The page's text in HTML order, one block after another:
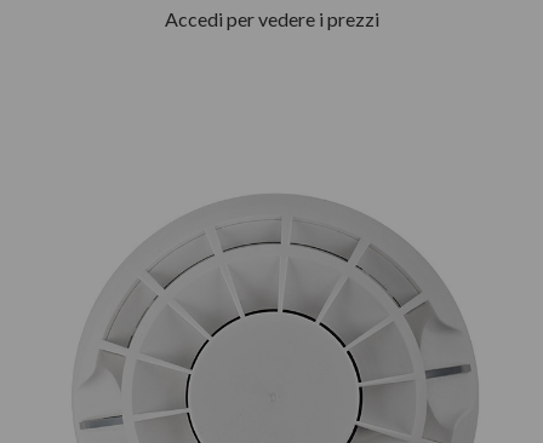
Accedi per vedere i prezzi